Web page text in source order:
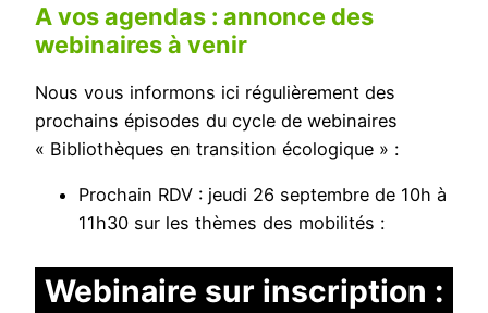
A vos agendas : annonce des
webinaires à venir
Nous vous informons ici régulièrement des
prochains épisodes du cycle de webinaires
« Bibliothèques en transition écologique » :
Prochain RDV : jeudi 26 septembre de 10h à
11h30 sur les thèmes des mobilités :
Webinaire sur inscription :